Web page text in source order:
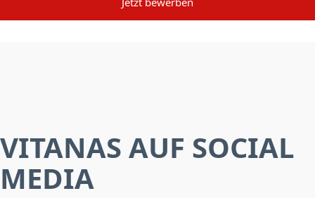
VITANAS AUF SOCIAL
MEDIA